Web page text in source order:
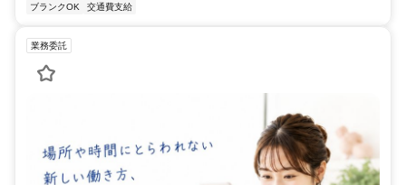
ブランクOK
交通費支給
業務委託